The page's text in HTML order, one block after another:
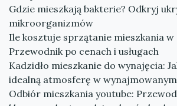
Gdzie mieszkają bakterie? Odkryj
mikroorganizmów
Ile kosztuje sprzątanie mieszkania w
Przewodnik po cenach i usługach
Kadzidło mieszkanie do wynajęcia:
idealną atmosferę w
Odbiór mieszkania youtube: